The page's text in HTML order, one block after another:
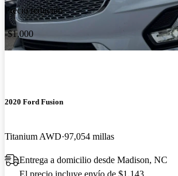
Precio reducido
-$1,000
2020 Ford Fusion
Titanium AWD 97,054 millas
Entrega a domicilio desde Madison, NC